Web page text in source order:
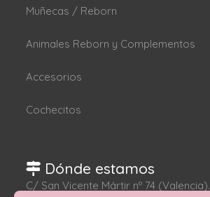
Muñecas / Reborn
Animales Reborn y Complementos
Accesorios
Cochecitos
Dónde estamos
C/ San Vicente Mártir nº 74 (Valencia).